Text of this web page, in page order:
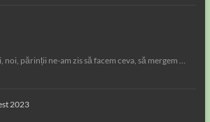
părinții ne-am zis să facem ceva, să mergem …
2023